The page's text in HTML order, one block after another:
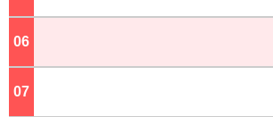
06
07